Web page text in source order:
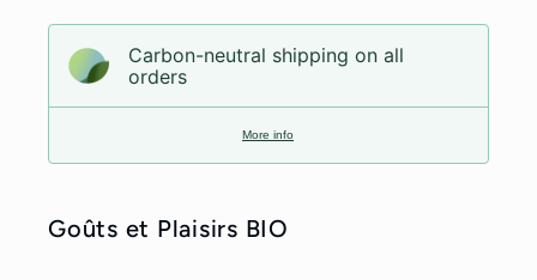
Carbon-neutral shipping on all
orders
More info
Goûts et Plaisirs BIO